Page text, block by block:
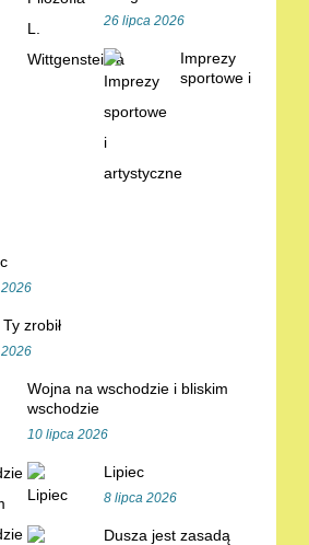
26 lipca 2026
Imprezy
sportowe i
zrobił
Wojna na wschodzie i bliskim
wschodzie
10 lipca 2026
Lipiec
8 lipca 2026
Dusza jest zasadą